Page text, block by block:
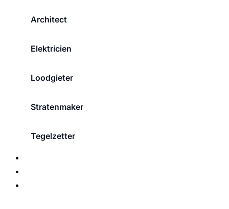
Architect
Elektricien
Loodgieter
Stratenmaker
Tegelzetter